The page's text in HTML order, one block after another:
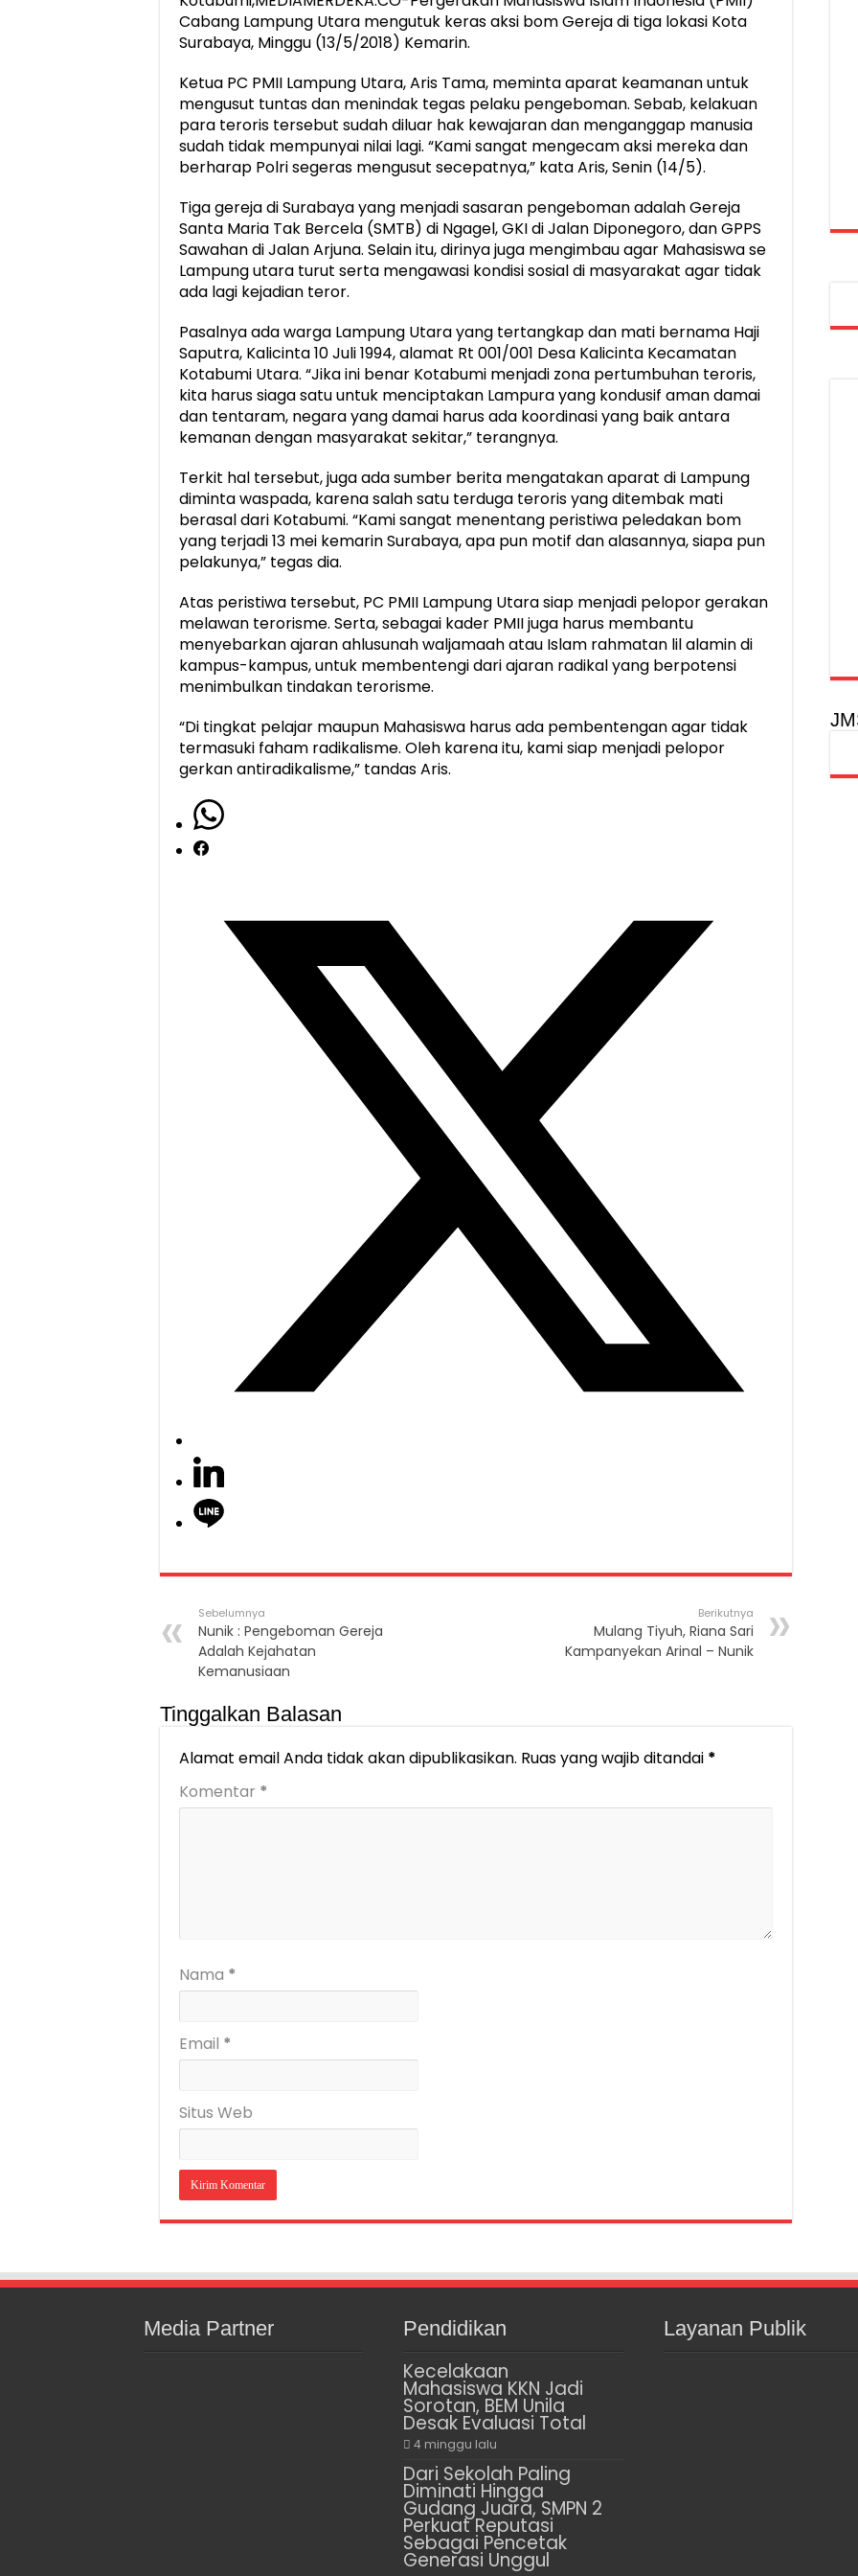
Cabang Lampung Utara mengutuk keras aksi bom Gereja di tiga lokasi Kota
Surabaya, Minggu (13/5/2018) Kemarin.
Ketua PC PMII Lampung Utara, Aris Tama, meminta aparat keamanan untuk
mengusut tuntas dan menindak tegas pelaku pengeboman. Sebab, kelakuan
para teroris tersebut sudah diluar hak kewajaran dan menganggap manusia
sudah tidak mempunyai nilai lagi. “Kami sangat mengecam aksi mereka dan
berharap Polri segeras mengusut secepatnya,” kata Aris, Senin (14/5).
Tiga gereja di Surabaya yang menjadi sasaran pengeboman adalah Gereja
Santa Maria Tak Bercela (SMTB) di Ngagel, GKI di Jalan Diponegoro, dan GPPS
Sawahan di Jalan Arjuna. Selain itu, dirinya juga mengimbau agar Mahasiswa se
Lampung utara turut serta mengawasi kondisi sosial di masyarakat agar tidak
ada lagi kejadian teror.
Pasalnya ada warga Lampung Utara yang tertangkap dan mati bernama Haji
Saputra, Kalicinta 10 Juli 1994, alamat Rt 001/001 Desa Kalicinta Kecamatan
Kotabumi Utara. “Jika ini benar Kotabumi menjadi zona pertumbuhan teroris,
kita harus siaga satu untuk menciptakan Lampura yang kondusif aman damai
dan tentaram, negara yang damai harus ada koordinasi yang baik antara
kemanan dengan masyarakat sekitar,” terangnya.
Terkit hal tersebut, juga ada sumber berita mengatakan aparat di Lampung
diminta waspada, karena salah satu terduga teroris yang ditembak mati
berasal dari Kotabumi. “Kami sangat menentang peristiwa peledakan bom
yang terjadi 13 mei kemarin Surabaya, apa pun motif dan alasannya, siapa pun
pelakunya,” tegas dia.
Atas peristiwa tersebut, PC PMII Lampung Utara siap menjadi pelopor gerakan
melawan terorisme. Serta, sebagai kader PMII juga harus membantu
menyebarkan ajaran ahlusunah waljamaah atau Islam rahmatan lil alamin di
kampus-kampus, untuk membentengi dari ajaran radikal yang berpotensi
menimbulkan tindakan terorisme.
“Di tingkat pelajar maupun Mahasiswa harus ada pembentengan agar tidak
termasuki faham radikalisme. Oleh karena itu, kami siap menjadi pelopor
gerkan antiradikalisme,” tandas Aris.
Sebelumnya
Nunik : Pengeboman Gereja
Adalah Kejahatan
Kemanusiaan
Berikutnya
Mulang Tiyuh, Riana Sari
Kampanyekan Arinal – Nunik
Tinggalkan Balasan
Alamat email Anda tidak akan dipublikasikan. Ruas yang wajib ditandai *
Komentar *
Nama *
Email *
Situs Web
Media Partner Pendidikan
Kecelakaan
Mahasiswa KKN Jadi
Sorotan, BEM Unila
Desak Evaluasi Total
4 minggu lalu
Dari Sekolah Paling
Diminati Hingga
Gudang Juara, SMPN 2
Perkuat Reputasi
Sebagai Pencetak
Generasi Unggul
Layanan Publik